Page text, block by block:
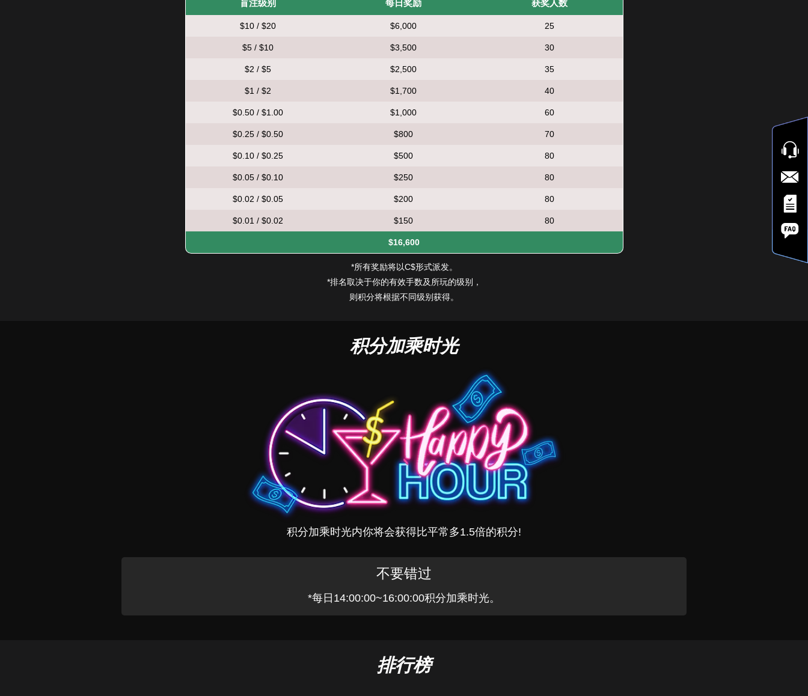
盲注级别 每日奖励 获奖人数
$10 / $20 $6,000 25
$5 / $10 $3,500 30
$2 / $5 $2,500 35
$1 / $2 $1,700 40
$0.50 / $1.00 $1,000 60
$0.25 / $0.50 $800 70
$0.10 / $0.25 $500 80
$0.05 / $0.10 $250 80
$0.02 / $0.05 $200 80
$0.01 / $0.02 $150 80
$16,600
*所有奖励将以C$形式派发。
*排名取决于你的有效手数及所玩的级别，
则积分将根据不同级别获得。
积分加乘时光
积分加乘时光内你将会获得比平常多1.5倍的积分!
不要错过
*每日14:00:00~16:00:00积分加乘时光。
排行榜